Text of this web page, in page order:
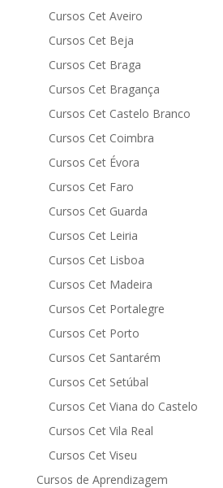
Cursos Cet Aveiro
Cursos Cet Beja
Cursos Cet Braga
Cursos Cet Bragança
Cursos Cet Castelo Branco
Cursos Cet Coimbra
Cursos Cet Évora
Cursos Cet Faro
Cursos Cet Guarda
Cursos Cet Leiria
Cursos Cet Lisboa
Cursos Cet Madeira
Cursos Cet Portalegre
Cursos Cet Porto
Cursos Cet Santarém
Cursos Cet Setúbal
Cursos Cet Viana do Castelo
Cursos Cet Vila Real
Cursos Cet Viseu
Cursos de Aprendizagem